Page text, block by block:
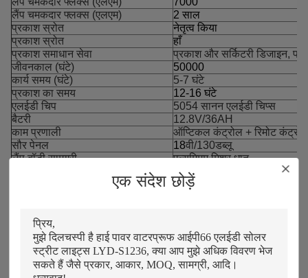
एक संदेश छोड़ें
लैंप चमकदार फ्लक्स (एलएम)
2 साल
प्रकाश स्रोत
नेतृत्व किया
प्रकाश स्रोत
हाँ
प्रकाश समाधान सेवा
प्रकाश और सर्किटरी डिजाइन,
जीवनकाल (घंटे)
50000
कार्य समय (घंटे)
5-7 घंटे
प्रकाश का समय
12-16 घंटे
एलईडी चिप
5054 सानन एलईडी चिप्स
बैटरी
12.8V/36AH
काम प्रणाली
ऑप्टिकल कंट्रोल + रिमोट कंट्रोल
सौर पेनल
18वी/130डब्लू
लैंप बॉडी सामग्री
एल्यूमिमम मिश्र धातु
1. हमारा फैकोट्री चीन के फ़ोशान शहर में स्थित है।
2. गुआंगडोंग एलवाईडी सोलर टेक्नोलॉजी कंपनी।लिमिटेड एक उच्च
तकनीक उद्यम है, जो मोनो क्रिस्टलीय और पॉली क्रिस्टलीय सौर पैनल,
सौर स्ट्रीट लाइट, सौर बाढ़ प्रकाश, सौर उद्यान प्रकाश और ऑफ ग्रिड